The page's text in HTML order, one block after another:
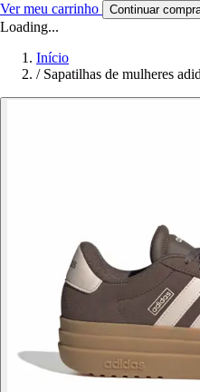
Ver meu carrinho Continuar
Loading...
Início
/ Sapatilhas de mulheres